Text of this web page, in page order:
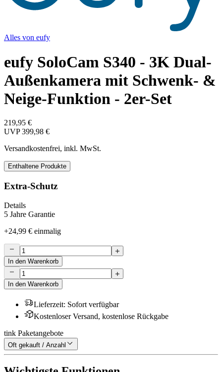
Alles von eufy
eufy SoloCam S340 - 3K Dual-
Außenkamera mit Schwenk- &
Neige-Funktion - 2er-Set
219,95 €
UVP 399,98 €
Versandkostenfrei, inkl. MwSt.
Enthaltene Produkte
Extra-Schutz
Details
5 Jahre Garantie
+24,99 € einmalig
In den Warenkorb
In den Warenkorb
Lieferzeit: Sofort verfügbar
Kostenloser Versand, kostenlose Rückgabe
tink Paketangebote
Oft gekauft / Anzahl